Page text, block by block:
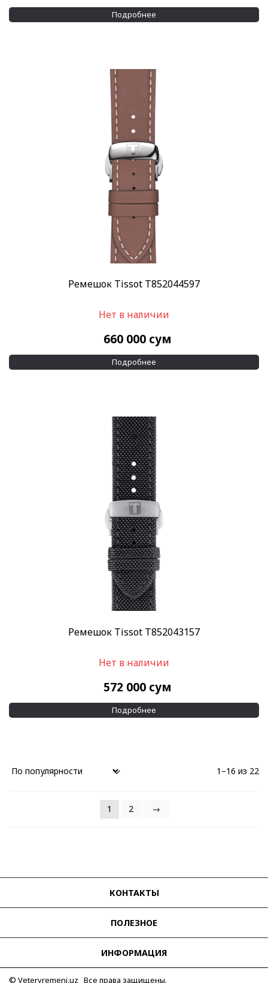
Подробнее
Ремешок Tissot T852044597
Нет в наличии
660 000 сум
Подробнее
Ремешок Tissot T852043157
Нет в наличии
572 000 сум
Подробнее
1–16 из 22
1 2 →
КОНТАКТЫ
ПОЛЕЗНОЕ
ИНФОРМАЦИЯ
© Vetervremeni.uz Все права защищены.